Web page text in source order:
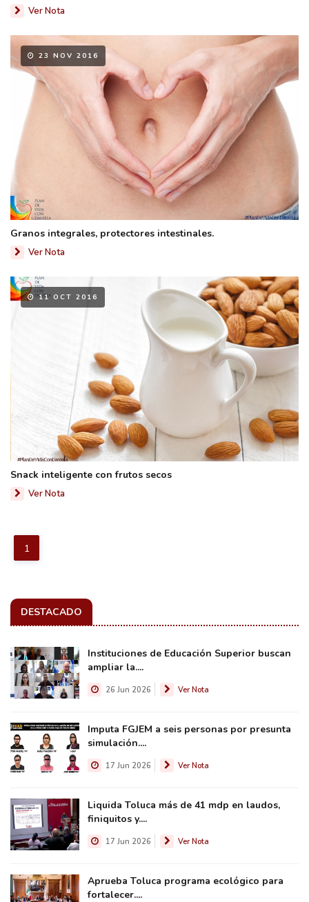
Ver Nota
23 NOV 2016
Granos integrales, protectores intestinales.
Ver Nota
11 OCT 2016
Snack inteligente con frutos secos
Ver Nota
1
DESTACADO
Instituciones de Educación Superior buscan
ampliar la....
26 Jun 2026 Ver Nota
Imputa FGJEM a seis personas por presunta
simulación....
17 Jun 2026 Ver Nota
Liquida Toluca más de 41 mdp en laudos,
finiquitos y....
17 Jun 2026 Ver Nota
Aprueba Toluca programa ecológico para
fortalecer....